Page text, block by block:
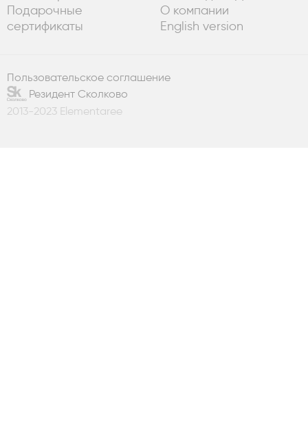
Подарочные
сертификаты
О компании
English version
Пользовательское соглашение
Резидент Сколково
2013-2023 Elementaree